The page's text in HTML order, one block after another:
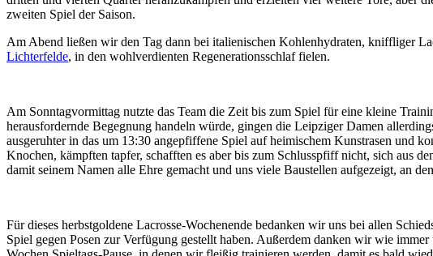
zweiten Spiel der Saison.
Am Abend ließen wir den Tag dann bei italienischen Kohlenhydraten, kniffliger
Lichterfelde, in den wohlverdienten Regenerationsschlaf fielen.
Am Sonntagvormittag nutzte das Team die Zeit bis zum Spiel für eine kleine
herausfordernde Begegnung handeln würde, gingen die Leipziger Damen
ausgeruhter in das um 13:30 angepfiffene Spiel auf heimischem Kunstrasen und
Knochen, kämpften tapfer, schafften es aber bis zum Schlusspfiff nicht, sich aus
damit seinem Namen alle Ehre gemacht und uns viele Baustellen aufgezeigt, an
Für dieses herbstgoldene Lacrosse-Wochenende bedanken wir uns bei allen
Spiel gegen Posen zur Verfügung gestellt haben. Außerdem danken wir wie